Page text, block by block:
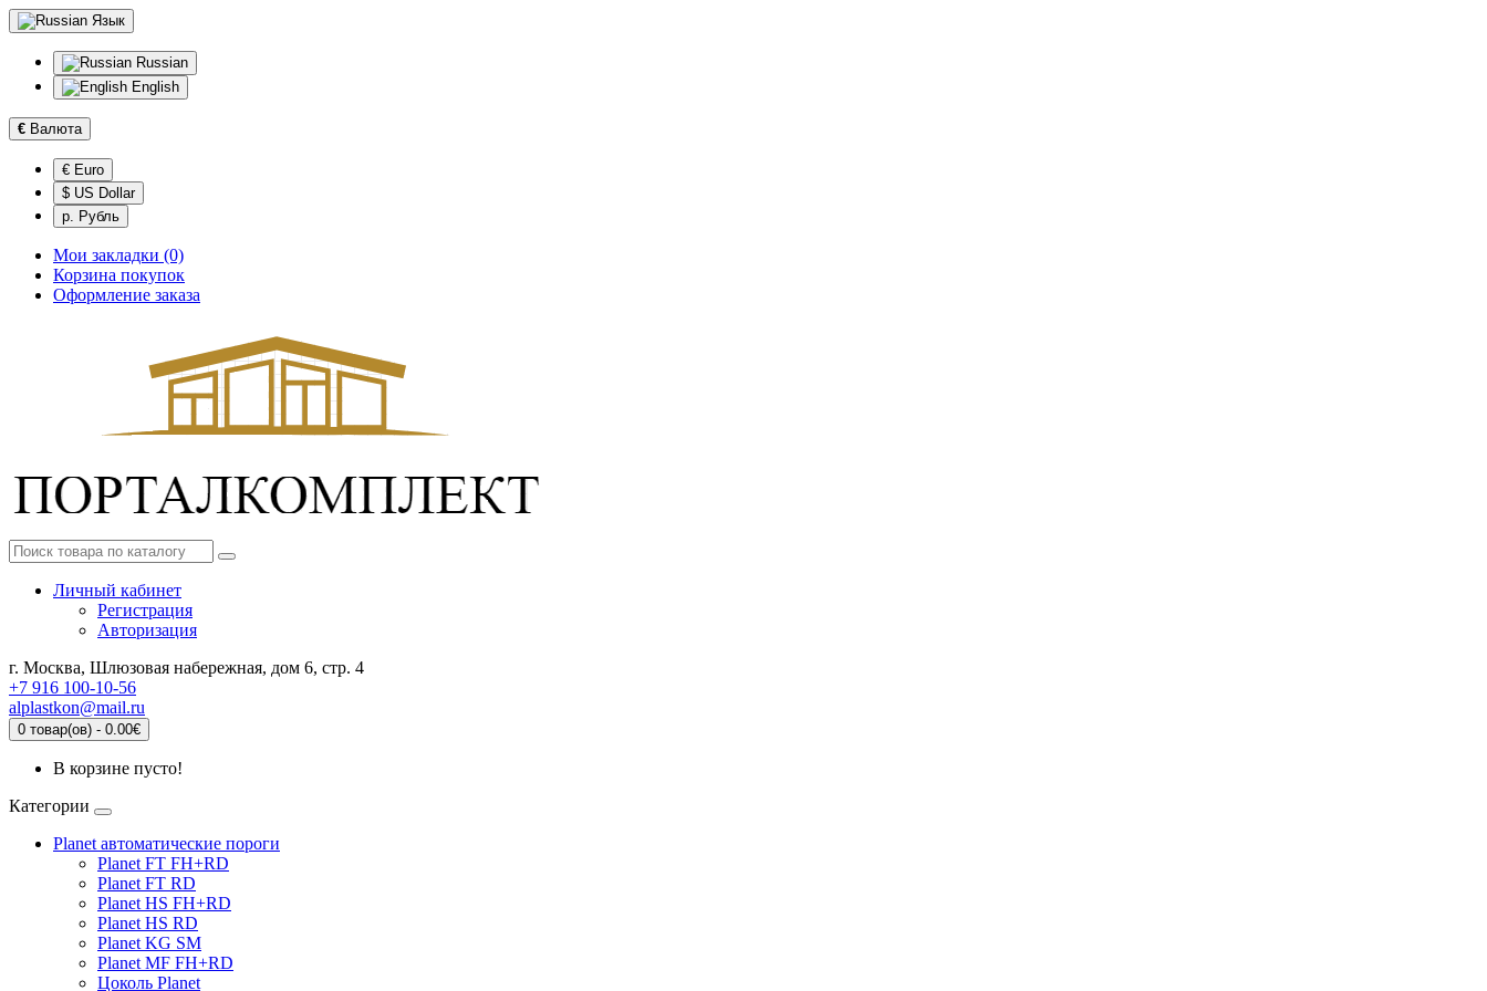
Язык
Russian
English
€ Валюта
€ Euro
$ US Dollar
р. Рубль
Мои закладки (0)
Корзина покупок
Оформление заказа
Личный кабинет
Регистрация
Авторизация
г. Москва, Шлюзовая набережная, дом 6, стр. 4
+7 916 100-10-56
alplastkon@mail.ru
0 товар(ов) - 0.00€
В корзине пусто!
Категории
Planet автоматические пороги
Planet FT FH+RD
Planet FT RD
Planet HS FH+RD
Planet HS RD
Planet KG SM
Planet MF FH+RD
Цоколь Planet